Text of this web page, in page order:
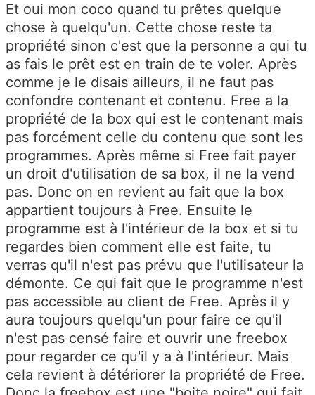
Et oui mon coco quand tu prêtes quelque
chose à quelqu'un. Cette chose reste ta
propriété sinon c'est que la personne a qui tu
as fais le prêt est en train de te voler. Après
comme je le disais ailleurs, il ne faut pas
confondre contenant et contenu. Free a la
propriété de la box qui est le contenant mais
pas forcément celle du contenu que sont les
programmes. Après même si Free fait payer
un droit d'utilisation de sa box, il ne la vend
pas. Donc on en revient au fait que la box
appartient toujours à Free. Ensuite le
programme est à l'intérieur de la box et si tu
regardes bien comment elle est faite, tu
verras qu'il n'est pas prévu que l'utilisateur la
démonte. Ce qui fait que le programme n'est
pas accessible au client de Free. Après il y
aura toujours quelqu'un pour faire ce qu'il
n'est pas censé faire et ouvrir une freebox
pour regarder ce qu'il y a à l'intérieur. Mais
cela revient à détériorer la propriété de Free.